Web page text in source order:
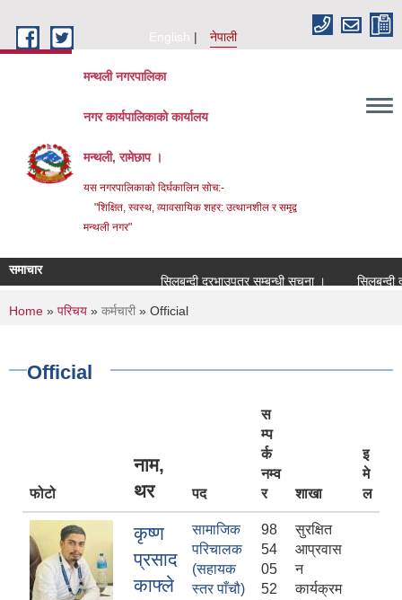
English
नेपाली
मन्थली नगरपालिका
नगर कार्यपालिकाको कार्यालय
मन्थली, रामेछाप ।
यस नगरपालिकाको दिर्घकालिन सोच:-
"शिक्षित, स्वस्थ, व्यावसायिक शहर: उत्थानशील र समृद्व
मन्थली नगर"
समाचार
सिलबन्दी दरभाउपत्र सम्बन्धी सूचना ।
सिलबन्दी
You are here
Home » परिचय » कर्मचारी » Official
Official
फोटो
नाम,
थर
पद
स
म्प
र्क
नम्व
र
शाखा
इ
मे
ल
कृष्ण
प्रसाद
काफ्ले
सामाजिक
परिचालक
(सहायक
स्तर पाँचौ)
98
54
05
52
सुरक्षित
आप्रवास
न
कार्यक्रम